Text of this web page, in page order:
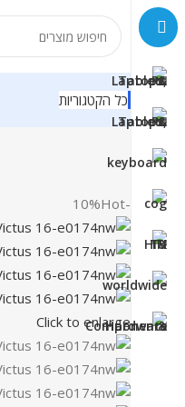
כל הקטגוריות
-10%
Hot
Click to enlarge